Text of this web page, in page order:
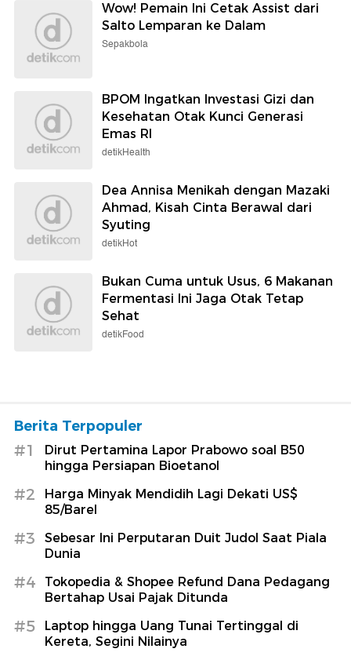
Wow! Pemain Ini Cetak Assist dari
Salto Lemparan ke Dalam
Sepakbola
BPOM Ingatkan Investasi Gizi dan
Kesehatan Otak Kunci Generasi
Emas RI
detikHealth
Dea Annisa Menikah dengan Mazaki
Ahmad, Kisah Cinta Berawal dari
Syuting
detikHot
Bukan Cuma untuk Usus, 6 Makanan
Fermentasi Ini Jaga Otak Tetap
Sehat
detikFood
Berita Terpopuler
#1
Dirut Pertamina Lapor Prabowo soal B50
hingga Persiapan Bioetanol
#2
Harga Minyak Mendidih Lagi Dekati US$
85/Barel
#3
Sebesar Ini Perputaran Duit Judol Saat Piala
Dunia
#4
Tokopedia & Shopee Refund Dana Pedagang
Bertahap Usai Pajak Ditunda
#5
Laptop hingga Uang Tunai Tertinggal di
Kereta, Segini Nilainya